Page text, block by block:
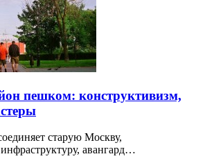
пешком: конструктивизм,
старую Москву,
авангард…